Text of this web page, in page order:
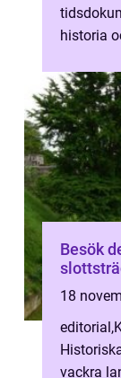
historia
Besök
18
editorial,
vackra